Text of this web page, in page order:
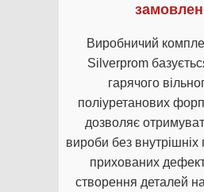
Виробничий
Silverprom
гарячого
поліуретанових
дозволяє
вироби без внутрішніх
прихованих
створення деталей